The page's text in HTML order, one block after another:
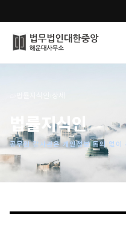
오시는 길
통합검색
법률지식인
공무원 감사관은 개인정보 동의 없